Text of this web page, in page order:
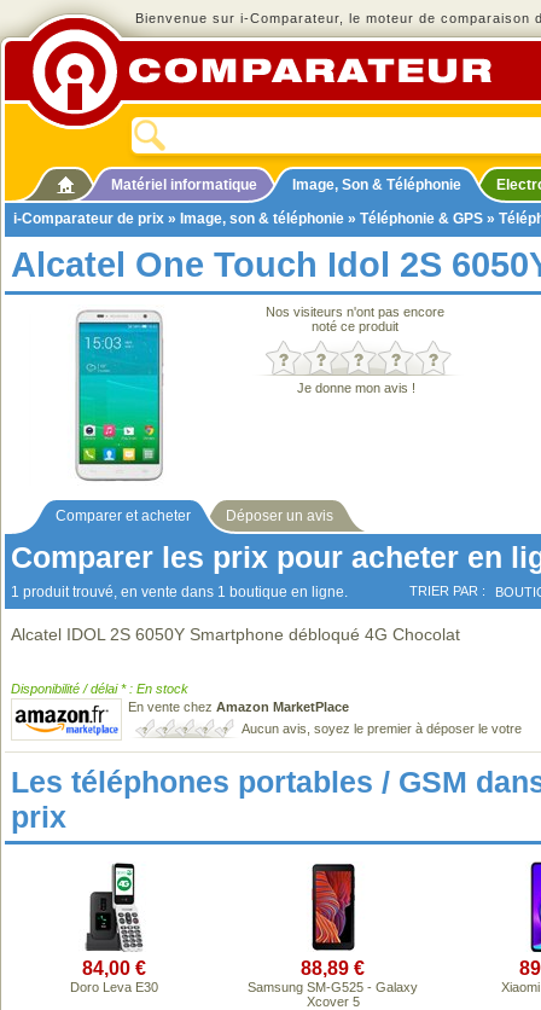
Bienvenue sur i-Comparateur, le moteur de comparaison
Matériel informatique Image, Son & Téléphonie
i-Comparateur de prix » Image, son & téléphonie » Téléphonie & GPS »
Alcatel One Touch Idol 2S
Nos visiteurs n'ont pas encore
noté ce produit
Je donne mon avis !
Comparer et acheter Déposer un avis
Comparer les prix pour acheter en
1 produit trouvé, en vente dans 1 boutique en ligne. TRIER PAR :
Alcatel IDOL 2S 6050Y Smartphone débloqué 4G Chocolat
Disponibilité / délai * : En stock
En vente chez Amazon MarketPlace
Aucun avis, soyez le premier à déposer le votre
Les téléphones portables / GSM
prix
84,00 €
Doro Leva E30
88,89 €
Samsung SM-G525 - Galaxy
Xcover 5